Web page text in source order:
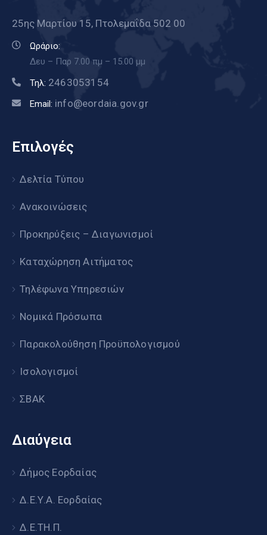
25ης Μαρτίου 15, Πτολεμαΐδα 502 00
Ωράριο:
Δευ – Παρ 7.00 πμ – 15.00 μμ
Τηλ: 2463053154
Email: info@eordaia.gov.gr
Επιλογές
Δελτία Τύπου
Ανακοινώσεις
Προκηρύξεις – Διαγωνισμοί
Καταχώρηση Αιτήματος
Τηλέφωνα Υπηρεσιών
Νομικά Πρόσωπα
Παρακολούθηση Προϋπολογισμού
Ισολογισμοί
ΣΒΑΚ
Διαύγεια
Δήμος Εορδαίας
Δ.Ε.Υ.Α. Εορδαίας
Δ.Ε.ΤΗ.Π.